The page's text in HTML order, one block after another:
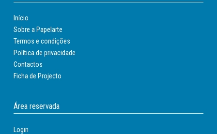
Início
Sobre a Papelarte
Termos e condições
Política de privacidade
Contactos
Ficha de Projecto
Área reservada
Login